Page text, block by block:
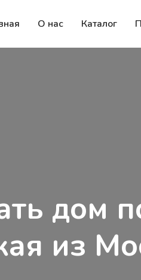
О нас Каталог
дом
из